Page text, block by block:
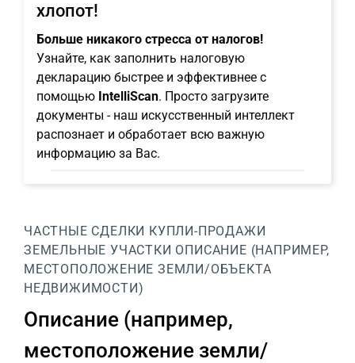
хлопот!
Больше никакого стресса от налогов!
Узнайте, как заполнить налоговую
декларацию быстрее и эффективнее с
помощью IntelliScan. Просто загрузите
документы - наш искусственный интеллект
распознает и обработает всю важную
информацию за Вас.
ЧАСТНЫЕ СДЕЛКИ КУПЛИ-ПРОДАЖИ
ЗЕМЕЛЬНЫЕ УЧАСТКИ ОПИСАНИЕ (НАПРИМЕР,
МЕСТОПОЛОЖЕНИЕ ЗЕМЛИ/ОБЪЕКТА
НЕДВИЖИМОСТИ)
Описание (например,
местоположение земли/